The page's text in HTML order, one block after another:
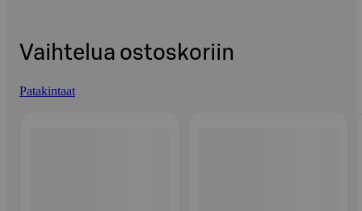
Vaihtelua ostoskoriin
Patakintaat